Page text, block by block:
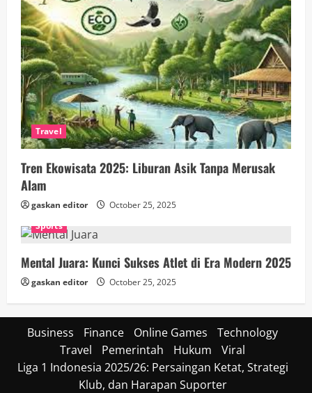
Travel
Tren Ekowisata 2025: Liburan Asik Tanpa Merusak
Alam
gaskan editor
October 25, 2025
Sports
Mental Juara: Kunci Sukses Atlet di Era Modern 2025
gaskan editor October 25, 2025
Business Finance Online Games
Technology
Travel
Pemerintah Hukum
Viral
Liga 1 Indonesia 2025/26: Persaingan Ketat, Strategi
Klub, dan Harapan Suporter